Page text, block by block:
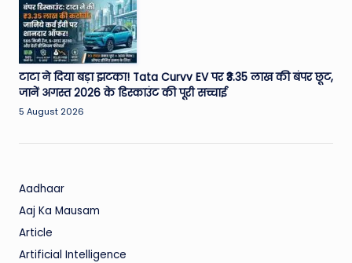
टाटा ने दिया बड़ा झटका! Tata Curvv EV पर ₹3.35 लाख की बंपर छूट,
जानें अगस्त 2026 के डिस्काउंट की पूरी सच्चाई
5 August 2026
Aadhaar
Aaj Ka Mausam
Article
Artificial Intelligence